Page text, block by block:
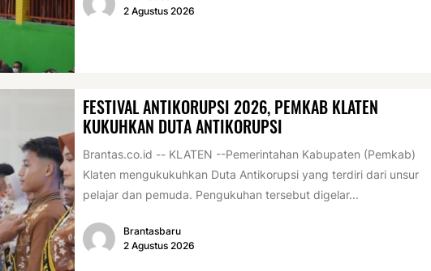
2 Agustus 2026
FESTIVAL ANTIKORUPSI 2026, PEMKAB KLATEN
KUKUHKAN DUTA ANTIKORUPSI
Brantas.co.id -- KLATEN --Pemerintahan Kabupaten (Pemkab)
Klaten mengukukuhkan Duta Antikorupsi yang terdiri dari unsur
pelajar dan pemuda. Pengukuhan tersebut digelar...
Brantasbaru
2 Agustus 2026